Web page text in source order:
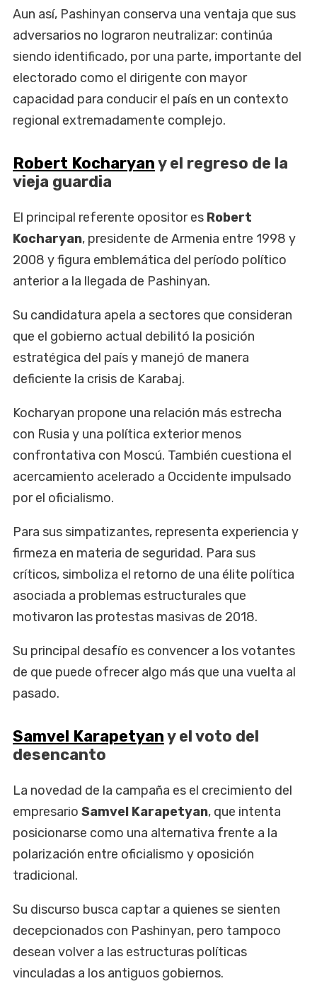
Aun así, Pashinyan conserva una ventaja que sus
adversarios no lograron neutralizar: continúa
siendo identificado, por una parte, importante del
electorado como el dirigente con mayor
capacidad para conducir el país en un contexto
regional extremadamente complejo.
Robert Kocharyany el regreso de la
vieja guardia
El principal referente opositor es Robert
Kocharyan, presidente de Armenia entre 1998 y
2008 y figura emblemática del período político
anterior a la llegada de Pashinyan.
Su candidatura apela a sectores que consideran
que el gobierno actual debilitó la posición
estratégica del país y manejó de manera
deficiente la crisis de Karabaj.
Kocharyan propone una relación más estrecha
con Rusia y una política exterior menos
confrontativa con Moscú. También cuestiona el
acercamiento acelerado a Occidente impulsado
por el oficialismo.
Para sus simpatizantes, representa experiencia y
firmeza en materia de seguridad. Para sus
críticos, simboliza el retorno de una élite política
asociada a problemas estructurales que
motivaron las protestas masivas de 2018.
Su principal desafío es convencer a los votantes
de que puede ofrecer algo más que una vuelta al
pasado.
Samvel Karapetyany el voto del
desencanto
La novedad de la campaña es el crecimiento del
empresario Samvel Karapetyan, que intenta
posicionarse como una alternativa frente a la
polarización entre oficialismo y oposición
tradicional.
Su discurso busca captar a quienes se sienten
decepcionados con Pashinyan, pero tampoco
desean volver a las estructuras políticas
vinculadas a los antiguos gobiernos.